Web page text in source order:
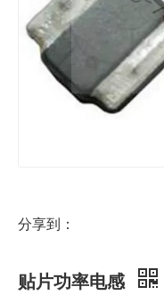
分享到：
贴片功率电感